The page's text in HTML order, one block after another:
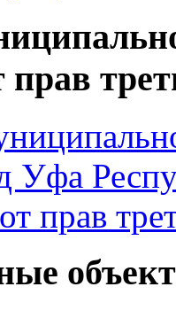
прав
Уфа
прав